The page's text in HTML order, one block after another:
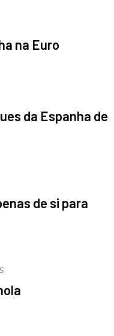
na Euro
da Espanha de
de si para